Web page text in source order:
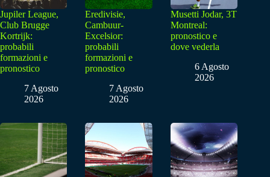
Jupiler League,
Club Brugge
Kortrijk:
probabili
formazioni e
pronostico
7 Agosto
2026
Eredivisie,
Cambuur-
Excelsior:
probabili
formazioni e
pronostico
7 Agosto
2026
Musetti Jodar, 3T
Montreal:
pronostico e
dove vederla
6 Agosto
2026